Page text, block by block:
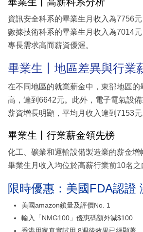
資訊安全科系的畢業生月收入為7756
數據技術科系的畢業生月收入為7014
專長需求高而薪資優渥。
畢業生丨地區差異與行業
在不同地區的就業薪金中，東部地區的
高，達到6642元。此外，電子電氣設
薪資增長明顯，平均月收入達到7153元
畢業生丨行業薪金領先榜
化工、礦業和運輸設備製造業的薪金增
畢業生月收入均位於高薪行業前10名之
限時優惠：美國FDA認證
美國amazon鎖量及評價No. 1
輸入「NMG100」優惠碼額外減$100